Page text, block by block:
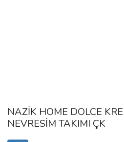
NAZİK HOME DOLCE
NEVRESİM TAKIMI ÇK